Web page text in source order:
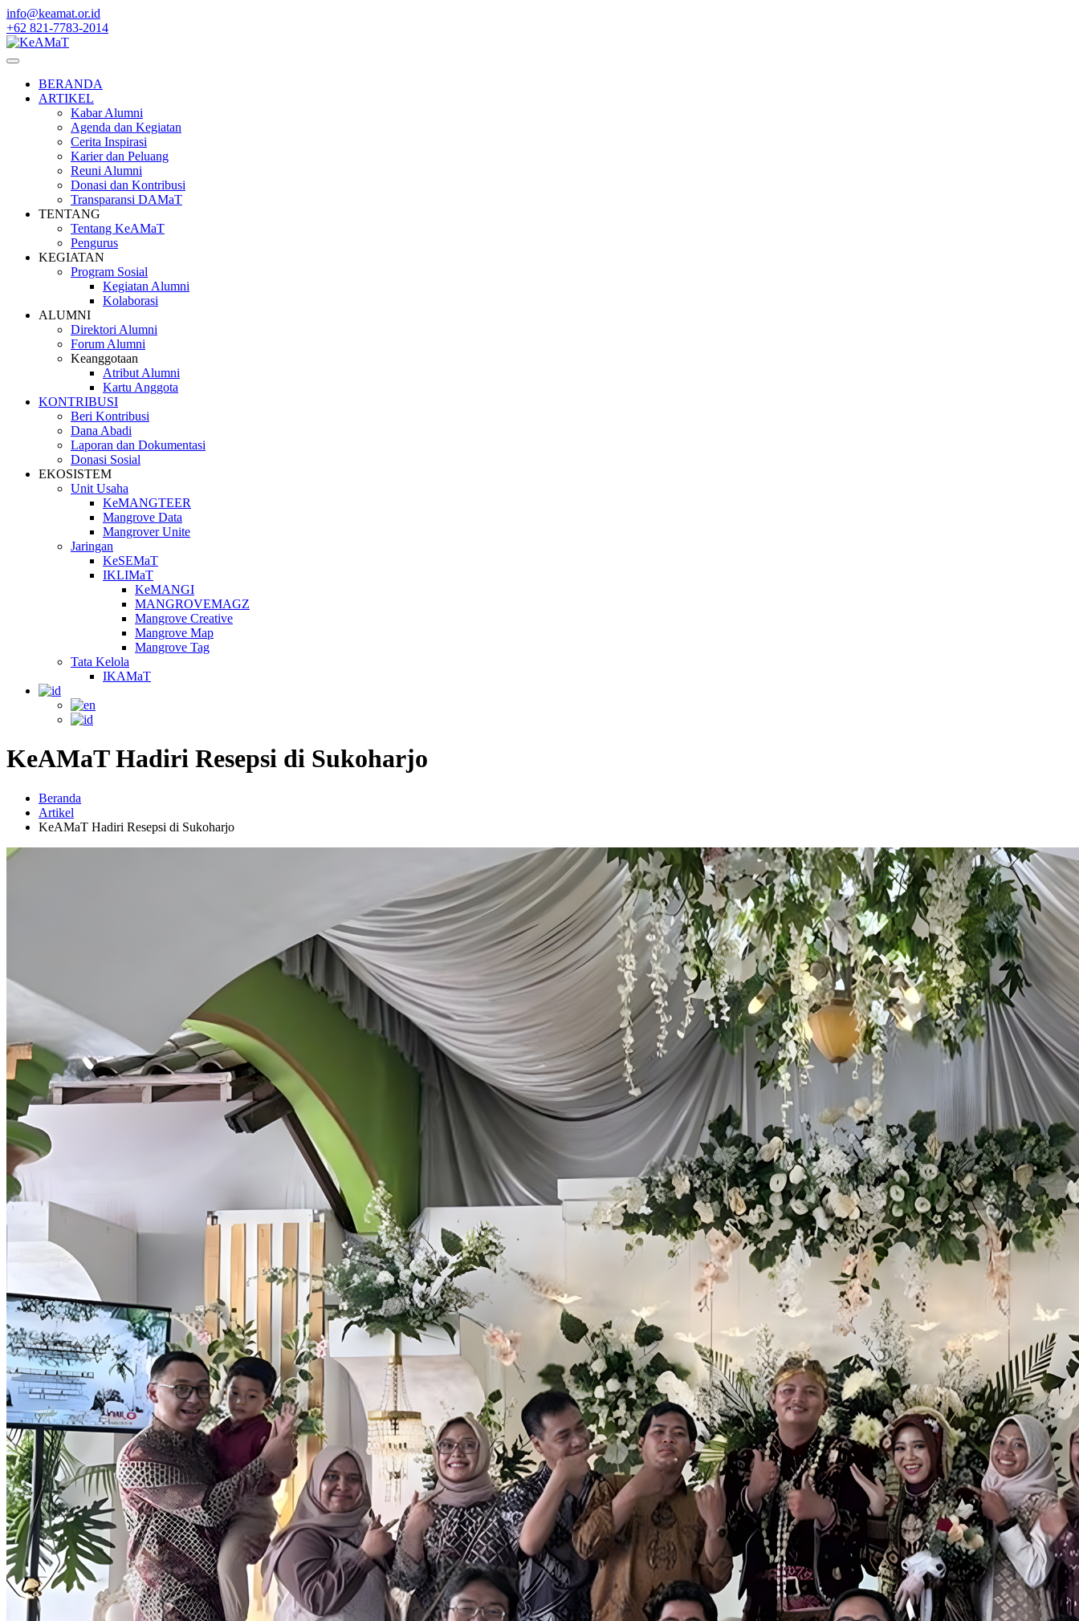
Skip
to
content
info@keamat.or.id
+62 821-7783-2014
BERANDA
ARTIKEL
Kabar Alumni
Agenda dan Kegiatan
Cerita Inspirasi
Karier dan Peluang
Reuni Alumni
Donasi dan Kontribusi
Transparansi DAMaT
TENTANG
Tentang KeAMaT
Pengurus
KEGIATAN
Program Sosial
Kegiatan Alumni
Kolaborasi
ALUMNI
Direktori Alumni
Forum Alumni
Keanggotaan
Atribut Alumni
Kartu Anggota
KONTRIBUSI
Beri Kontribusi
Dana Abadi
Laporan dan Dokumentasi
Donasi Sosial
EKOSISTEM
Unit Usaha
KeMANGTEER
Mangrove Data
Mangrover Unite
Jaringan
KeSEMaT
IKLIMaT
KeMANGI
MANGROVEMAGZ
Mangrove Creative
Mangrove Map
Mangrove Tag
Tata Kelola
IKAMaT
KeAMaT Hadiri Resepsi di Sukoharjo
Beranda
Artikel
KeAMaT Hadiri Resepsi di Sukoharjo